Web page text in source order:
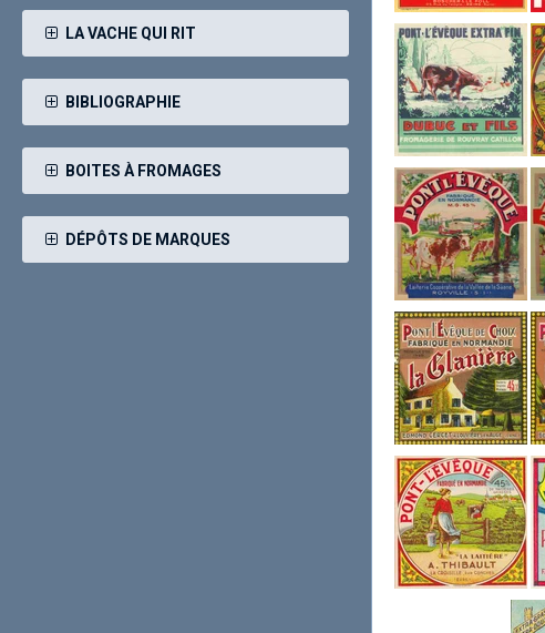
LA VACHE QUI RIT
BIBLIOGRAPHIE
BOITES À FROMAGES
DÉPÔTS DE MARQUES